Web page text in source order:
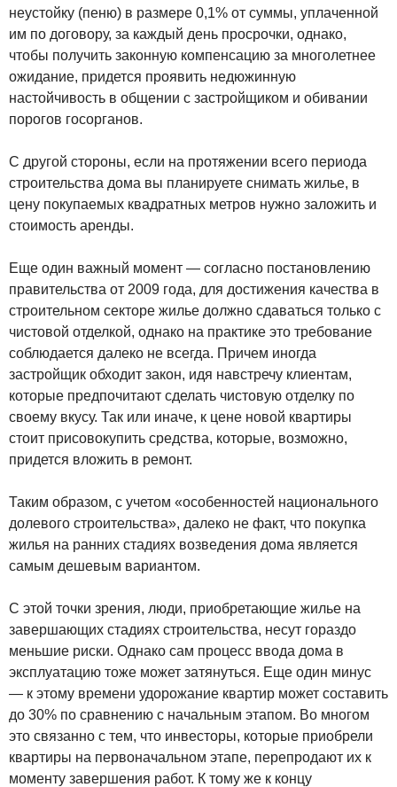
неустойку (пеню) в размере 0,1% от суммы, уплаченной
им по договору, за каждый день просрочки, однако,
чтобы получить законную компенсацию за многолетнее
ожидание, придется проявить недюжинную
настойчивость в общении с застройщиком и обивании
порогов госорганов.
С другой стороны, если на протяжении всего периода
строительства дома вы планируете снимать жилье, в
цену покупаемых квадратных метров нужно заложить и
стоимость аренды.
Еще один важный момент — согласно постановлению
правительства от 2009 года, для достижения качества в
строительном секторе жилье должно сдаваться только с
чистовой отделкой, однако на практике это требование
соблюдается далеко не всегда. Причем иногда
застройщик обходит закон, идя навстречу клиентам,
которые предпочитают сделать чистовую отделку по
своему вкусу. Так или иначе, к цене новой квартиры
стоит присовокупить средства, которые, возможно,
придется вложить в ремонт.
Таким образом, с учетом «особенностей национального
долевого строительства», далеко не факт, что покупка
жилья на ранних стадиях возведения дома является
самым дешевым вариантом.
С этой точки зрения, люди, приобретающие жилье на
завершающих стадиях строительства, несут гораздо
меньшие риски. Однако сам процесс ввода дома в
эксплуатацию тоже может затянуться. Еще один минус
— к этому времени удорожание квартир может составить
до 30% по сравнению с начальным этапом. Во многом
это связанно с тем, что инвесторы, которые приобрели
квартиры на первоначальном этапе, перепродают их к
моменту завершения работ. К тому же к концу